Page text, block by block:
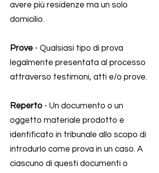
avere più residenze ma un solo
domicilio.
Prove - Qualsiasi tipo di prova
legalmente presentata al processo
attraverso testimoni, atti e/o prove.
Reperto - Un documento o un
oggetto materiale prodotto e
identificato in tribunale allo scopo di
introdurlo come prova in un caso. A
ciascuno di questi documenti o